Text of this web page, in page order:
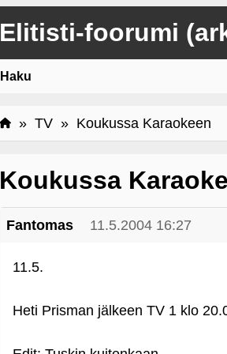
Elitisti-foorumi
Haku
» TV » Koukussa Karaokeen
Koukussa
Fantomas 11.5.2004 16:27
11.5.
Heti Prisman jälkeen TV 1 klo